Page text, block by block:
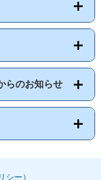
らのお知らせ
シー）